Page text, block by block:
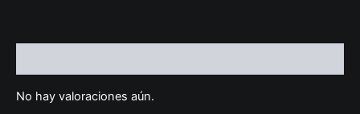
No hay valoraciones aún.